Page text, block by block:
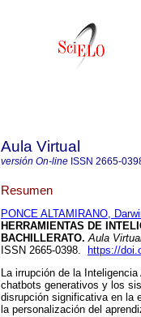
Aula Virtual
versión On-line ISSN 2665-
Resumen
PONCE ALTAMIRANO,
HERRAMIENTAS DE
BACHILLERATO. Aula
ISSN 2665-0398.
https://
La irrupción de la
chatbots generativos y los
disrupción significativa en la
la personalización del